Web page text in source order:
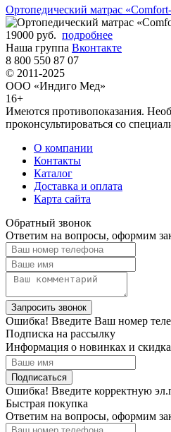
Ортопедический матрас
19000 руб. подробнее
Наша группа Вконтакте
8 800 550 87 07
© 2011-2025
ООО «Индиго Мед»
16+
Имеются противопоказания.
проконсультироваться со
О компании
Контакты
Каталог
Доставка и оплата
Карта сайта
Обратный звонок
Ответим на вопросы, оформим
Ошибка! Введите Ваш номер
Подписка на рассылку
Информация о новинках и
Ошибка! Введите корректную
Быстрая покупка
Ответим на вопросы, оформим